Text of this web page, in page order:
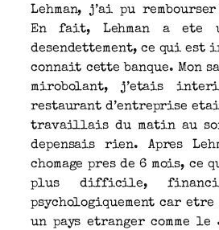
Lehman, j’ai pu
En fait, Lehman a ete
desendettement, ce qui est
connait cette banque. Mon
mirobolant, j’etais
restaurant d’entreprise
travaillais du matin au
depensais rien. Apres
chomage pres de 6 mois, ce
plus difficile,
psychologiquement car etre
un pays etranger comme